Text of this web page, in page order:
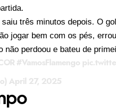
três minutos depois. O
jogar bem com os pés,
não perdoou e bateu de
#VamosFlamengo
April 27, 2025